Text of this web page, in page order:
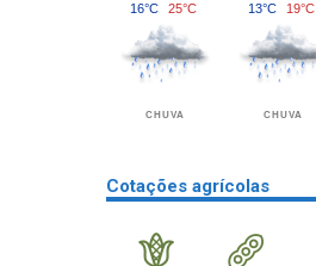
16°C 25°C
CHUVA
13°C 19°C
CHUVA
Cotações agrícolas